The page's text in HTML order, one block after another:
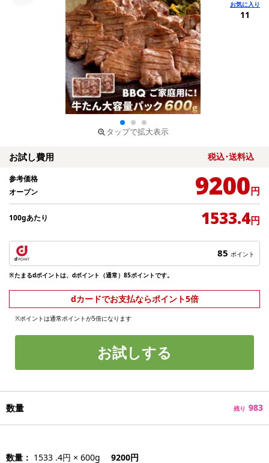
タップで拡大表示
11
お試し費用 税込･送料込
参考価格
オープン
9200円
100gあたり 1533.4円
85 ポイント
※たまるdポイントは、dポイント（通常）85ポイントです。
dカードでお支払ならポイント5倍
※ポイントは通常ポイントが5倍になります
お試しする
数量 残り 983
数量： 1533 .4円 × 600g 9200円